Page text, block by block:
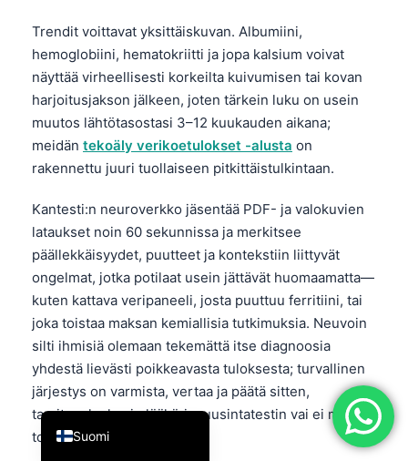
Trendit voittavat yksittäiskuvan. Albumiini,
hemoglobiini, hematokriitti ja jopa kalsium voivat
näyttää virheellisesti korkeilta kuivumisen tai kovan
harjoitusjakson jälkeen, joten tärkein luku on usein
muutos lähtötasostasi 3–12 kuukauden aikana;
meidän tekoäly verikoetulokset -alusta on
rakennettu juuri tuollaiseen pitkittäistulkintaan.
Kantesti:n neuroverkko jäsentää PDF- ja valokuvien
lataukset noin 60 sekunnissa ja merkitsee
päällekkäisyydet, puutteet ja kontekstiin liittyvät
ongelmat, jotka potilaat usein jättävät huomaamatta—
kuten kattava veripaneeli, josta puuttuu ferritiini, tai
joka toistaa maksan kemiallisia tutkimuksia. Neuvoin
silti ihmisiä olemaan tekemättä itse diagnoosia
yhdestä lievästi poikkeavasta tuloksesta; turvallinen
järjestys on varmista, vertaa ja päätä sitten,
tarvitseeko kuvio lääkärin, uusintatestin vai ei mitään
toimenpiteitä.
Suomi
English
Deutsch
العربية
Français
עִבְרִית
Italiano
Español
Ελληνικά
Română
简体中文
فارسی